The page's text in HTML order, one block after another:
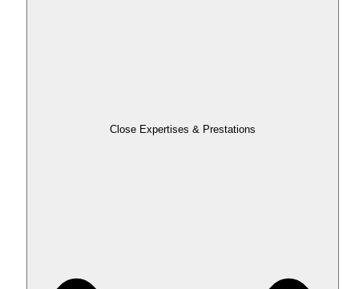
Close Expertises & Prestations